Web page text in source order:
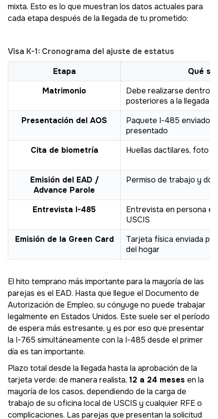
mixta. Esto es lo que muestran los datos actuales para
cada etapa después de la llegada de tu prometido:
Visa K-1: Cronograma del ajuste de estatus
Etapa
Qué
Matrimonio
Debe realizarse dentro
posteriores a la llegada
Presentación del AOS
Paquete I-485 enviado
presentado
Cita de biometría
Huellas dactilares, foto y
Emisión del EAD /
Advance Parole
Permiso de trabajo y
Entrevista I-485
Entrevista en persona
USCIS
Emisión de la Green Card
Tarjeta física enviada
del hogar
El hito temprano más importante para la mayoría de las
parejas es el EAD. Hasta que llegue el Documento de
Autorización de Empleo, su cónyuge no puede trabajar
legalmente en Estados Unidos. Este suele ser el período
de espera más estresante, y es por eso que presentar
la I-765 simultáneamente con la I-485 desde el primer
día es tan importante.
Plazo total desde la llegada hasta la aprobación de la
tarjeta verde: de manera realista, 12 a 24 meses en la
mayoría de los casos, dependiendo de la carga de
trabajo de su oficina local de USCIS y cualquier RFE o
complicaciones. Las parejas que presentan la solicitud